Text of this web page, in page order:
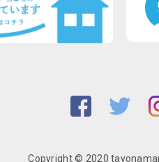
Copyright © 2020